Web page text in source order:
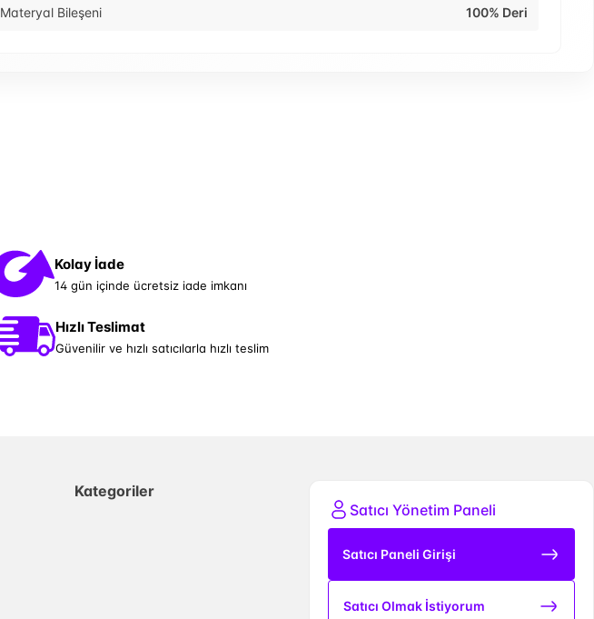
Materyal Bileşeni 100% Deri
Kolay İade
14 gün içinde ücretsiz iade imkanı
Hızlı Teslimat
Güvenilir ve hızlı satıcılarla hızlı teslim
Kategoriler
Satıcı Yönetim Paneli
Satıcı Paneli Girişi
Satıcı Olmak İstiyorum